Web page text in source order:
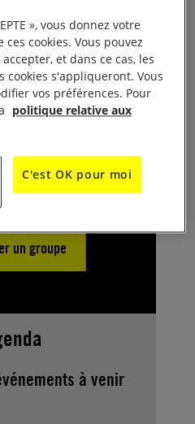
local près de
?
en un !
un groupe
à venir
», vous donnez votre
cookies. Vous pouvez
et dans ce cas, les
cookies s'appliqueront. Vous
vos préférences. Pour
politique relative aux
C'est OK pour moi